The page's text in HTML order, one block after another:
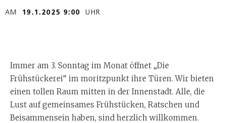
AM 19.1.2025 9:00 UHR
Immer am 3. Sonntag im Monat öffnet „Die
Frühstückerei“ im moritzpunkt ihre Türen. Wir bieten
einen tollen Raum mitten in der Innenstadt. Alle, die
Lust auf gemeinsames Frühstücken, Ratschen und
Beisammensein haben, sind herzlich willkommen.